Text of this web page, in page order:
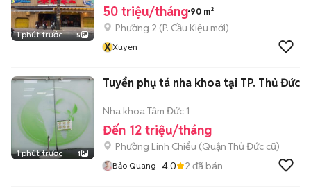
1 phút trước 5
50 triệu/tháng 90 m²
Phường 2 (P. Cầu Kiệu mới)
XXuyen
1 phút trước 1
Tuyển phụ tá nha khoa tại TP. Thủ Đức
Nha khoa Tâm Đức 1
Đến 12 triệu/tháng
Phường Linh Chiểu (Quận Thủ Đức cũ)
Bảo Quang 4.0 2 đã bán